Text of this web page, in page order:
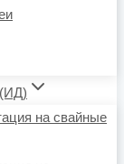
на свайные